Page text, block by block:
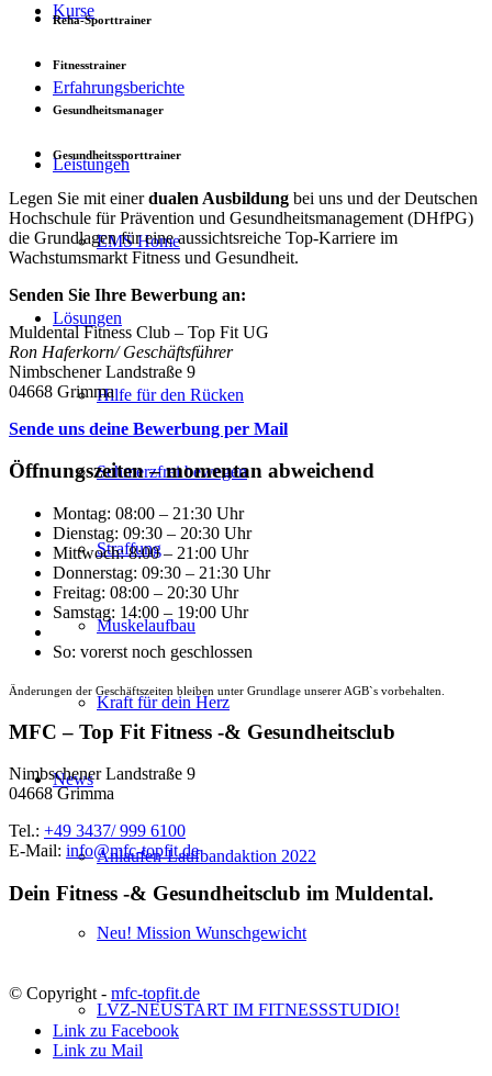
Kurse
Erfahrungsberichte
Leistungen
EMS Home
Lösungen
Hilfe für den Rücken
Schmerzfrei bewegen
Straffung
Muskelaufbau
Kraft für dein Herz
News
Anlaufen-Laufbandaktion 2022
Neu! Mission Wunschgewicht
LVZ-NEUSTART IM FITNESSSTUDIO!
Reha-Sporttrainer
Fitnesstrainer
Gesundheitsmanager
Gesundheitssporttrainer
Legen Sie mit einerdualen Ausbildung bei uns und der Deutschen
Hochschule für Prävention und Gesundheitsmanagement (DHfPG)
die Grundlagen für eine aussichtsreiche Top-Karriere im
Wachstumsmarkt Fitness und Gesundheit.
Senden Sie Ihre Bewerbung an:
Muldental Fitness Club – Top Fit UG
Ron Haferkorn/ Geschäftsführer
Nimbschener Landstraße 9
04668 Grimma
Sende uns deine Bewerbung per Mail
Öffnungszeiten – momentan abweichend
Montag: 08:00 – 21:30 Uhr
Dienstag: 09:30 – 20:30 Uhr
Mittwoch: 8:00 – 21:00 Uhr
Donnerstag: 09:30 – 21:30 Uhr
Freitag: 08:00 – 20:30 Uhr
Samstag: 14:00 – 19:00 Uhr
So: vorerst noch geschlossen
Änderungen der Geschäftszeiten bleiben unter Grundlage unserer AGB`s vorbehalten.
MFC – Top Fit Fitness -& Gesundheitsclub
Nimbschener Landstraße 9
04668 Grimma
Tel.: +49 3437/ 999 6100
E-Mail: info@mfc-topfit.de
Dein Fitness -& Gesundheitsclub im Muldental.
© Copyright - mfc-topfit.de
Link zu Facebook
Link zu Mail